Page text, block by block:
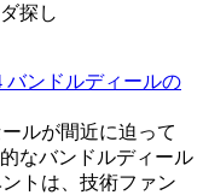
探し
バンドルディールの
ルが間近に迫って
なバンドルディール
トは、技術ファン